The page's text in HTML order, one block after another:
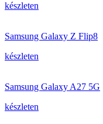
készleten
Samsung Galaxy Z Flip8
készleten
Samsung Galaxy A27 5G
készleten